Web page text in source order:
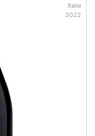
Italie
2022